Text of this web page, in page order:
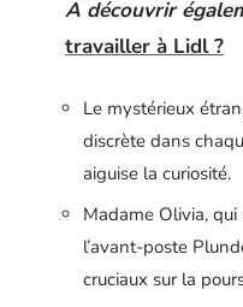
A découvrir
travailler à Lidl ?
Le mystérieux
discrète dans
aiguise la curiosité.
Madame Olivia,
l’avant-poste
cruciaux sur la